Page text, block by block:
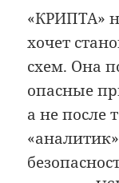
«КРИПТА»
хочет
схем. Она
опасные
а не после